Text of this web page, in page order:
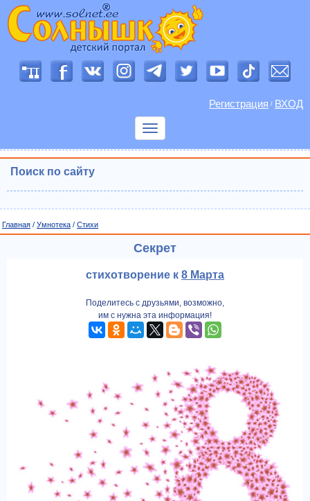
Регистрация / ВХОД
Показать
Поиск по сайту
Главная / Умнотека / Cтихи
Секрет
стихотворение к 8 Марта
Поделитесь с друзьями, возможно,
им с нужна эта информация!